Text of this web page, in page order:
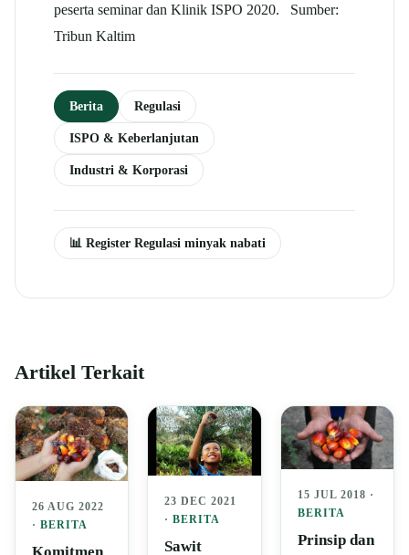
peserta seminar dan Klinik ISPO 2020. Sumber:
Tribun Kaltim
Berita Regulasi
ISPO & Keberlanjutan
Industri & Korporasi
📊 Register Regulasi minyak nabati
Artikel Terkait
26 AUG 2022
· BERITA
23 DEC 2021
·BERITA
Sawit
15 JUL 2018 ·
BERITA
Prinsip dan